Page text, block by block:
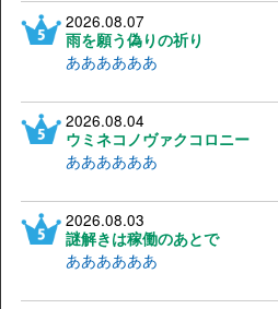
2026.08.07
雨を願う偽りの祈り
ああああああ
2026.08.04
ウミネコノヴァクコロニー
ああああああ
2026.08.03
謎解きは稼働のあとで
ああああああ